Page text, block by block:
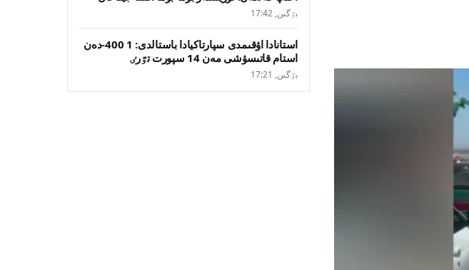
بٷگىن, 17:42
استانادا اۋقىمدى سپارتاكيادا باستالدى: 1 400-دەن
استام قاتىسۋشى مەن 14 سپورت تٷرٸ
بٷگىن, 17:21